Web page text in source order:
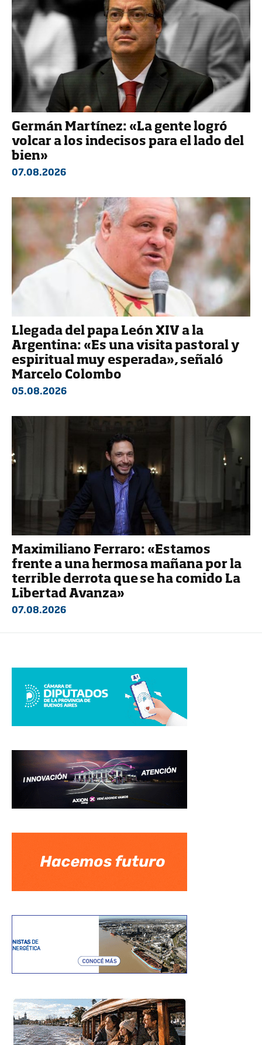
Germán Martínez: «La gente logró
volcar a los indecisos para el lado del
bien»
07.08.2026
Llegada del papa León XIV a la
Argentina: «Es una visita pastoral y
espiritual muy esperada», señaló
Marcelo Colombo
05.08.2026
Maximiliano Ferraro: «Estamos
frente a una hermosa mañana por la
terrible derrota que se ha comido La
Libertad Avanza»
07.08.2026